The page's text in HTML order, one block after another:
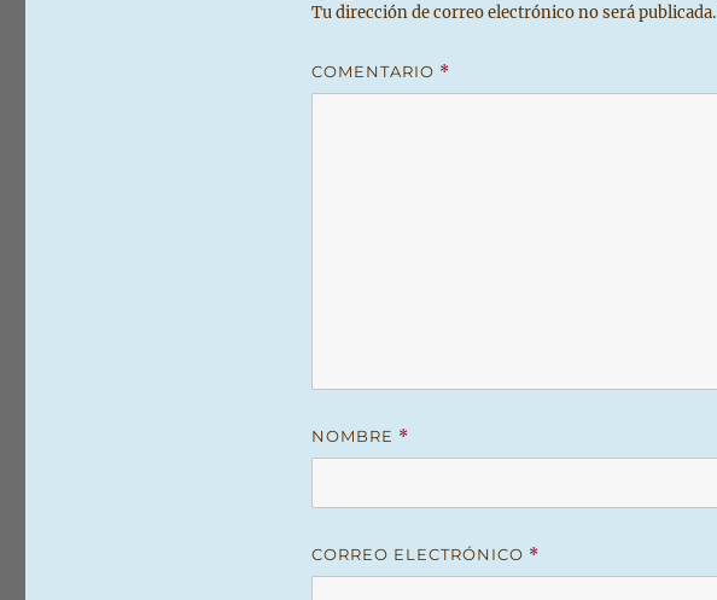
Tu dirección de correo electrónico no será publicada.
COMENTARIO *
NOMBRE *
CORREO ELECTRÓNICO *